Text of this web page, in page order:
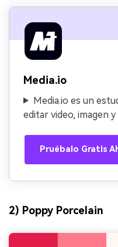
Media.io
Media.io es un
editar video, imagen
Pruébalo Gratis
2) Poppy Porcelain